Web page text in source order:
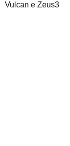
Vulcan e Zeus3